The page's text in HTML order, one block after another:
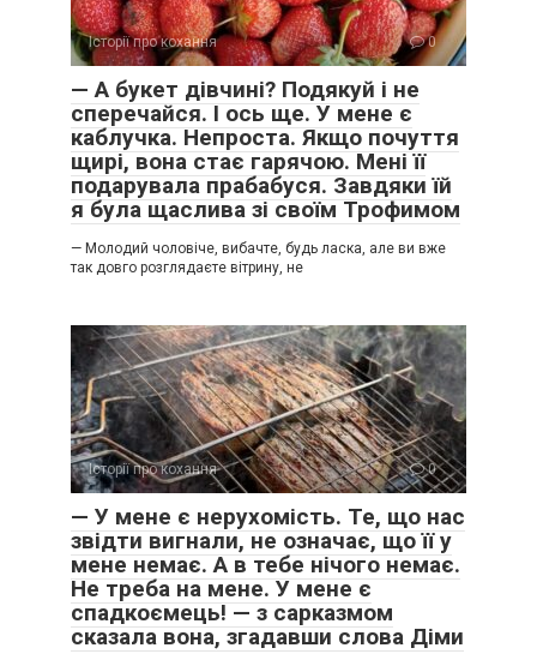
Історії про кохання 0
— А букет дівчині? Подякуй і не
сперечайся. І ось ще. У мене є
каблучка. Непроста. Якщо почуття
щирі, вона стає гарячою. Мені її
подарувала прабабуся. Завдяки їй
я була щаслива зі своїм Трофимом
— Молодий чоловіче, вибачте, будь ласка, але ви вже
так довго розглядаєте вітрину, не
Історії про кохання 0
​— У мене є нерухомість. Те, що нас
звідти вигнали, не означає, що її у
мене немає. А в тебе нічого немає.
Не треба на мене. У мене є
спадкоємець! — з сарказмом
сказала вона, згадавши слова Діми